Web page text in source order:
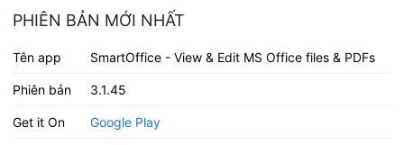
PHIÊN BẢN MỚI NHẤT
Tên app SmartOffice - View & Edit MS Office files & PDFs
Phiên bản 3.1.45
Get it On Google Play